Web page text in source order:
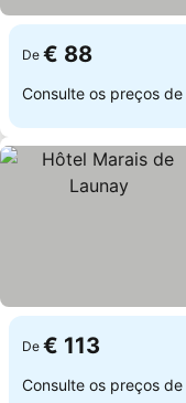
De € 88
Consulte os preços de
De € 113
Consulte os preços de